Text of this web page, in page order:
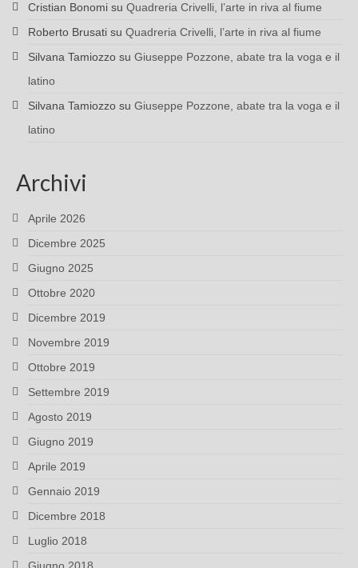
Cristian Bonomi su Quadreria Crivelli, l’arte in riva al fiume
Roberto Brusati su Quadreria Crivelli, l’arte in riva al fiume
Silvana Tamiozzo su Giuseppe Pozzone, abate tra la voga e il
latino
Silvana Tamiozzo su Giuseppe Pozzone, abate tra la voga e il
latino
Archivi
Aprile 2026
Dicembre 2025
Giugno 2025
Ottobre 2020
Dicembre 2019
Novembre 2019
Ottobre 2019
Settembre 2019
Agosto 2019
Giugno 2019
Aprile 2019
Gennaio 2019
Dicembre 2018
Luglio 2018